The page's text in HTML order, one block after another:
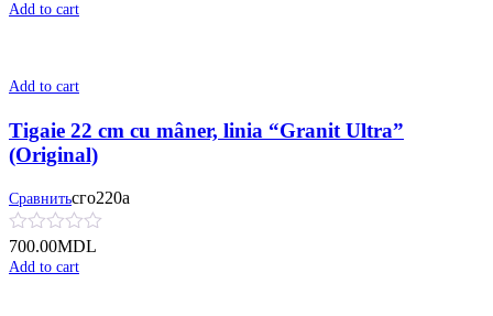
Add to cart
Add to cart
Tigaie 22 cm cu mâner, linia “Granit Ultra”
(Original)
Сравнитьсго220а
700.00MDL
Add to cart